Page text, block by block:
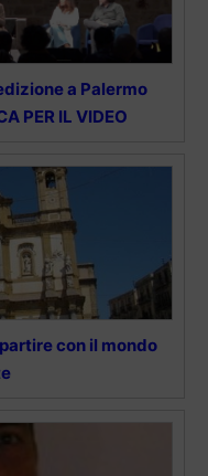
a Palermo
PER IL VIDEO
con il mondo